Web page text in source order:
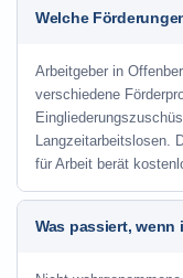
Welche
Arbeitgeber in
verschiedene
Langzeitarbeitslosen.
für Arbeit berät
Was passiert, wenn